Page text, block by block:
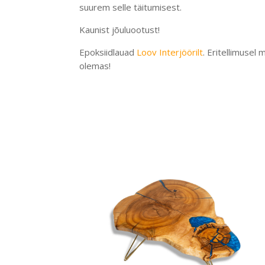
suurem selle täitumisest.
Kaunist jõuluootust!
Epoksiidlauad Loov Interjöörilt. Eritellimusel
olemas!